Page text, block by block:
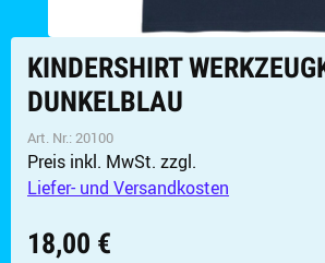
KINDERSHIRT
DUNKELBLAU
Art. Nr.:20100
Preis inkl. MwSt. zzgl.
Liefer- und Versandkosten
18,00 €
Artikel hinzugefügt